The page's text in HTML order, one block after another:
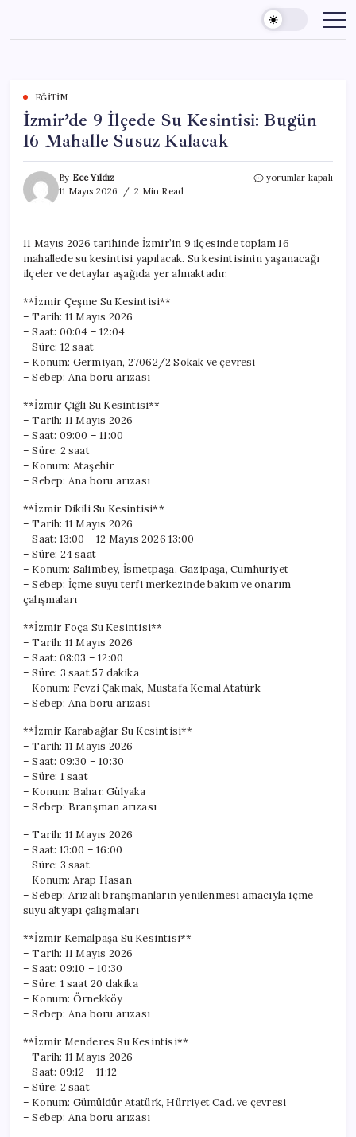
content
EĞITIM
İzmir’de 9 İlçede Su Kesintisi: Bugün
16 Mahalle Susuz Kalacak
By Ece Yıldız
11 Mayıs 2026
2 Min Read
İzmir’de
Bugün
16
yorumlar kapalı
11 Mayıs 2026 tarihinde İzmir’in 9 ilçesinde toplam 16
mahallede su kesintisi yapılacak. Su kesintisinin yaşanacağı
ilçeler ve detaylar aşağıda yer almaktadır.
**İzmir Çeşme Su Kesintisi**
– Tarih: 11 Mayıs 2026
– Saat: 00:04 – 12:04
– Süre: 12 saat
– Konum: Germiyan, 27062/2 Sokak ve çevresi
– Sebep: Ana boru arızası
**İzmir Çiğli Su Kesintisi**
– Tarih: 11 Mayıs 2026
– Saat: 09:00 – 11:00
– Süre: 2 saat
– Konum: Ataşehir
– Sebep: Ana boru arızası
**İzmir Dikili Su Kesintisi**
– Tarih: 11 Mayıs 2026
– Saat: 13:00 – 12 Mayıs 2026 13:00
– Süre: 24 saat
– Konum: Salimbey, İsmetpaşa, Gazipaşa, Cumhuriyet
– Sebep: İçme suyu terfi merkezinde bakım ve onarım
çalışmaları
**İzmir Foça Su Kesintisi**
– Tarih: 11 Mayıs 2026
– Saat: 08:03 – 12:00
– Süre: 3 saat 57 dakika
– Konum: Fevzi Çakmak, Mustafa Kemal Atatürk
– Sebep: Ana boru arızası
**İzmir Karabağlar Su Kesintisi**
– Tarih: 11 Mayıs 2026
– Saat: 09:30 – 10:30
– Süre: 1 saat
– Konum: Bahar, Gülyaka
– Sebep: Branşman arızası
– Tarih: 11 Mayıs 2026
– Saat: 13:00 – 16:00
– Süre: 3 saat
– Konum: Arap Hasan
– Sebep: Arızalı branşmanların yenilenmesi amacıyla içme
suyu altyapı çalışmaları
**İzmir Kemalpaşa Su Kesintisi**
– Tarih: 11 Mayıs 2026
– Saat: 09:10 – 10:30
– Süre: 1 saat 20 dakika
– Konum: Örnekköy
– Sebep: Ana boru arızası
**İzmir Menderes Su Kesintisi**
– Tarih: 11 Mayıs 2026
– Saat: 09:12 – 11:12
– Süre: 2 saat
– Konum: Gümüldür Atatürk, Hürriyet Cad. ve çevresi
– Sebep: Ana boru arızası